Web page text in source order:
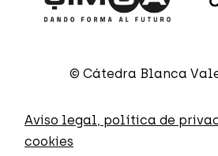
© Cátedra Blanca
Aviso legal, política de
cookies